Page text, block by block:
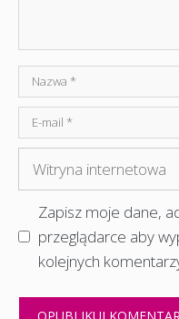
Nazwa
mail
internetowa
Zapisz moje dane,
przeglądarce aby
kolejnych